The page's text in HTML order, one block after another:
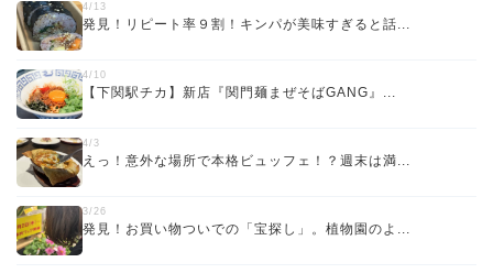
4/13
発見！リピート率９割！キンパが美味すぎると話...
4/10
【下関駅チカ】新店『関門麺まぜそばGANG』...
4/3
えっ！意外な場所で本格ビュッフェ！？週末は満...
3/26
発見！お買い物ついでの「宝探し」。植物園のよ...